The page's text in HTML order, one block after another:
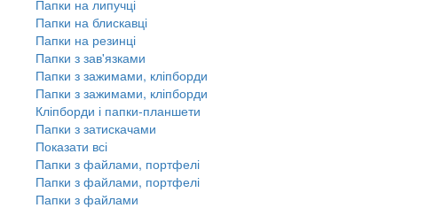
Папки на липучці
Папки на блискавці
Папки на резинці
Папки з зав'язками
Папки з зажимами, кліпборди
Папки з зажимами, кліпборди
Кліпборди і папки-планшети
Папки з затискачами
Показати всі
Папки з файлами, портфелі
Папки з файлами, портфелі
Папки з файлами